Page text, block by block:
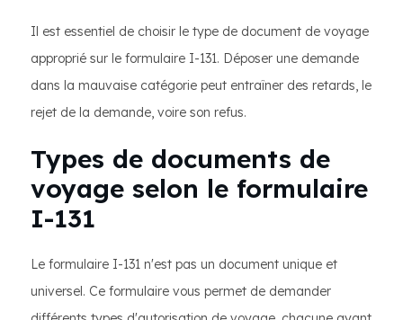
Il est essentiel de choisir le type de document de voyage
approprié sur le formulaire I-131. Déposer une demande
dans la mauvaise catégorie peut entraîner des retards, le
rejet de la demande, voire son refus.
Types de documents de
voyage selon le formulaire
I-131
Le formulaire I-131 n'est pas un document unique et
universel. Ce formulaire vous permet de demander